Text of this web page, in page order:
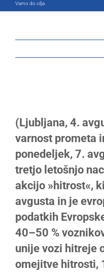
Varno do cilja
Image
(Ljubljana, 4.
varnost prometa
ponedeljek, 7.
tretjo letošnjo
akcijo »hitrost«,
avgusta in je
podatkih
40–50 %
unije vozi hitreje
omejitve hitrosti,